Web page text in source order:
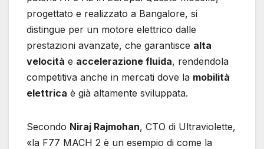
progettato e realizzato a Bangalore, si
distingue per un motore elettrico dalle
prestazioni avanzate, che garantisce alta
velocità e accelerazione fluida, rendendola
competitiva anche in mercati dove la mobilità
elettrica è già altamente sviluppata.
Secondo Niraj Rajmohan, CTO di Ultraviolette,
«la F77 MACH 2 è un esempio di come la